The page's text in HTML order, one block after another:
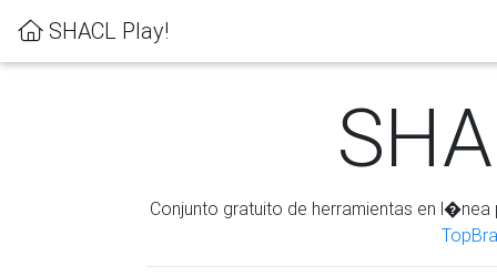
SHACL Play!
Conjunto gratuito de herramientas en